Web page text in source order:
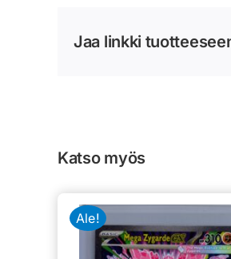
Jaa linkki
Katso myös
Ale!